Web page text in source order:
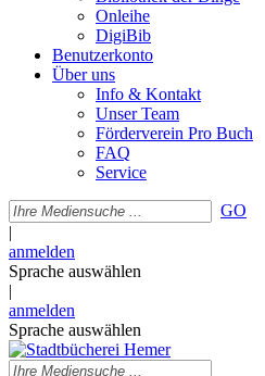
Onleihe
DigiBib
Benutzerkonto
Über uns
Info & Kontakt
Unser Team
Förderverein Pro Buch
FAQ
Service
GO
|
anmelden
Sprache auswählen
|
anmelden
Sprache auswählen